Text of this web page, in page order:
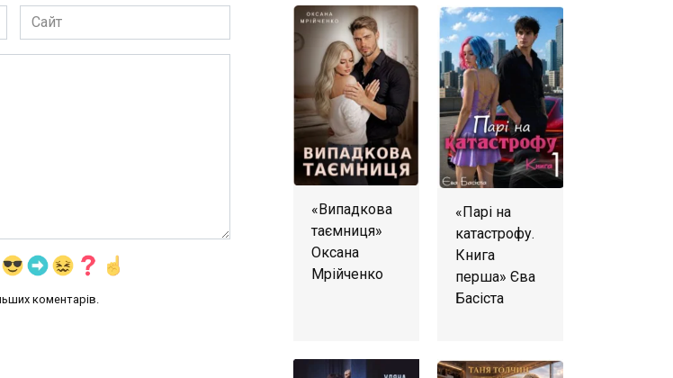
Сайт
коментарів.
«Випадкова
таємниця»
Оксана
Мрійченко
«Парі на
катастрофу.
Книга
перша» Єва
Басіста